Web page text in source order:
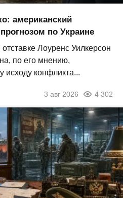
американский
по Украине
Лоуренс Уилкерсон
по его мнению,
исходу конфликта...
3 авг 2026 4 302